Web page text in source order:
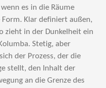
es in die Räume
Klar definiert außen,
zieht in der Dunkelheit ein
Stetig, aber
der Prozess, der die
stellt, den Inhalt der
an die Grenze des